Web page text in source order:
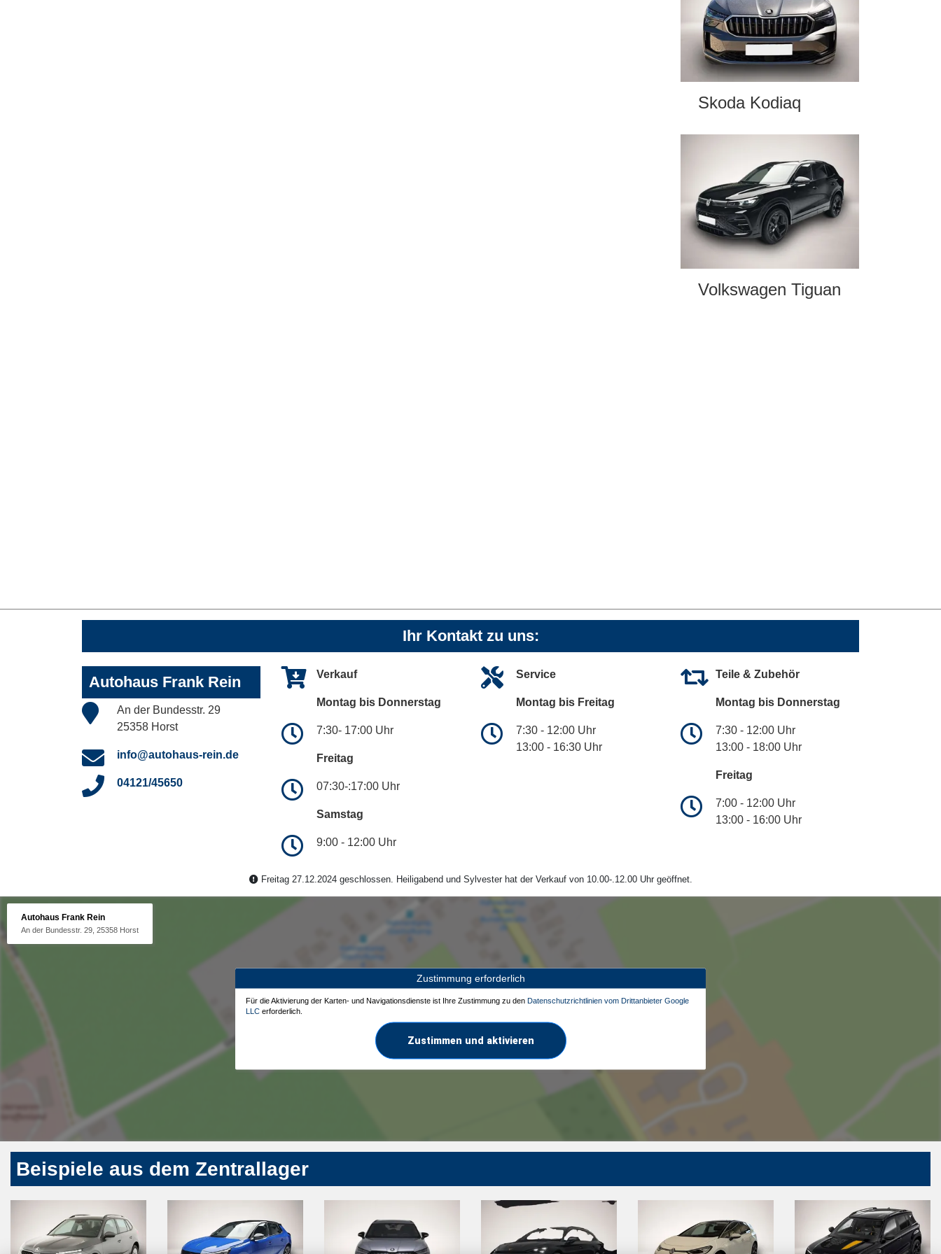
Skoda Kodiaq
Volkswagen Tiguan
Ihr Kontakt zu uns:
Autohaus Frank Rein
An der Bundesstr. 29
25358 Horst
info@autohaus-rein.de
04121/45650
Verkauf
Montag bis Donnerstag
7:30- 17:00 Uhr
Freitag
07:30-:17:00 Uhr
Samstag
9:00 - 12:00 Uhr
Service
Montag bis Freitag
7:30 - 12:00 Uhr
13:00 - 16:30 Uhr
Teile & Zubehör
Montag bis Donnerstag
7:30 - 12:00 Uhr
13:00 - 18:00 Uhr
Freitag
7:00 - 12:00 Uhr
13:00 - 16:00 Uhr
Freitag 27.12.2024 geschlossen. Heiligabend und Sylvester hat der Verkauf von 10.00-.12.00 Uhr geöffnet.
Autohaus Frank Rein
An der Bundesstr. 29, 25358 Horst
Zustimmung erforderlich
Für die Aktivierung der Karten- und Navigationsdienste ist Ihre Zustimmung zu den Datenschutzrichtlinien vom Drittanbieter Google
LLC erforderlich.
Zustimmen und aktivieren
Beispiele aus dem Zentrallager